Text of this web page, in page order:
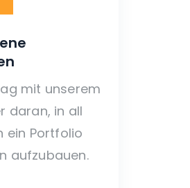
mit unserem
daran, in all
ein Portfolio
aufzubauen.